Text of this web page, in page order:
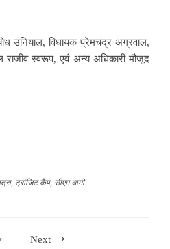
उनियाल, विधायक प्रेमचंद्र अग्रवाल,
राजीव स्वरूप, एवं अन्य अधिकारी मौजूद
, ट्रांजिट कैंप, सीएम धामी
Next